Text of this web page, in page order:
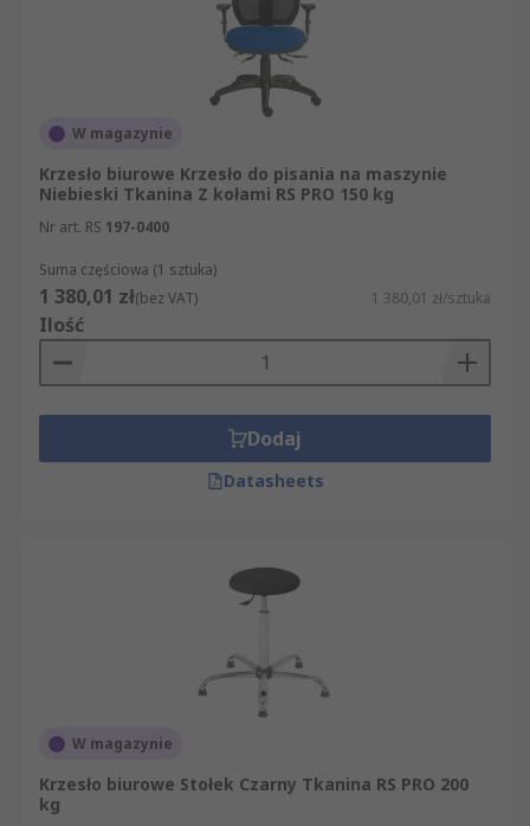
W magazynie
Krzesło biurowe Krzesło do pisania na maszynie
Niebieski Tkanina Z kołami RS PRO 150 kg
Nr art. RS 197-0400
Suma częściowa (1 sztuka)
1 380,01 zł(bez VAT) 1 380,01 zł/sztuka
Ilość
Dodaj
Datasheets
W magazynie
Krzesło biurowe Stołek Czarny Tkanina RS PRO 200
kg